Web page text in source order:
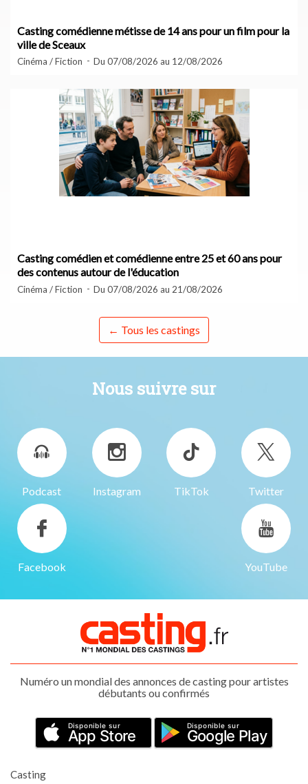
Casting comédienne métisse de 14 ans pour un film pour la
ville de Sceaux
Cinéma / Fiction Du 07/08/2026 au 12/08/2026
Casting comédien et comédienne entre 25 et 60 ans pour
des contenus autour de l'éducation
Cinéma / Fiction Du 07/08/2026 au 21/08/2026
← Tous les castings
Nous suivre sur
Podcast Instagram TikTok Twitter
Facebook YouTube
Numéro un mondial des annonces de casting pour artistes
débutants ou confirmés
Disponible sur
App Store
Disponible sur
Google Play
Casting